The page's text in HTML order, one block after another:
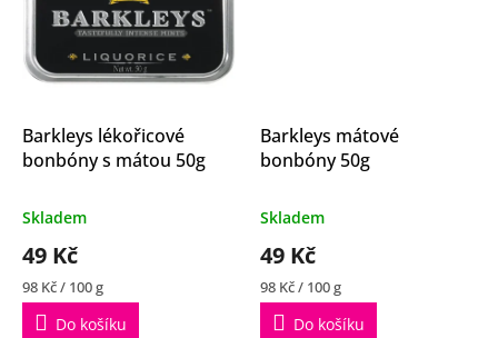
Barkleys lékořicové
bonbóny s mátou 50g
Průměrné
hodnocení
produktu
5,0
Skladem
49 Kč
Měrná
cena:
98 Kč / 100 g
Do košíku
Barkleys mátové
bonbóny 50g
Průměrné
hodnocení
produktu
5,0
Skladem
49 Kč
Měrná
cena:
98 Kč / 100 g
Do košíku